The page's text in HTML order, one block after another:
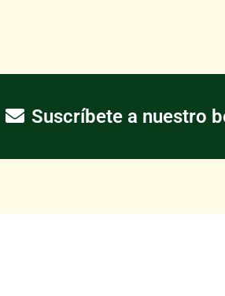
Suscríbete a nuestro